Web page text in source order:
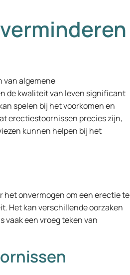
van algemene
de kwaliteit van leven significant
spelen bij het voorkomen en
erectiestoornissen precies zijn,
kunnen helpen bij het
het onvermogen om een erectie te
Het kan verschillende oorzaken
vaak een vroeg teken van